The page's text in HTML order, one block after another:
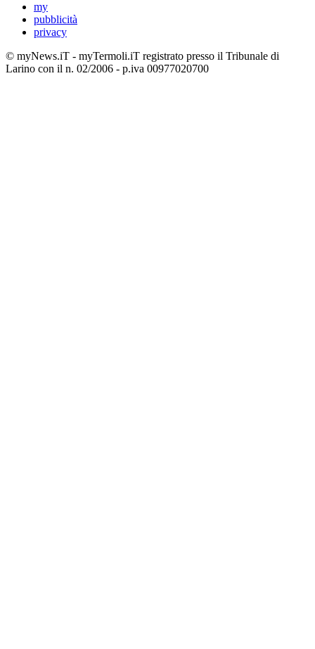
my
pubblicità
privacy
© myNews.iT - myTermoli.iT registrato presso il Tribunale di
Larino con il n. 02/2006 - p.iva 00977020700